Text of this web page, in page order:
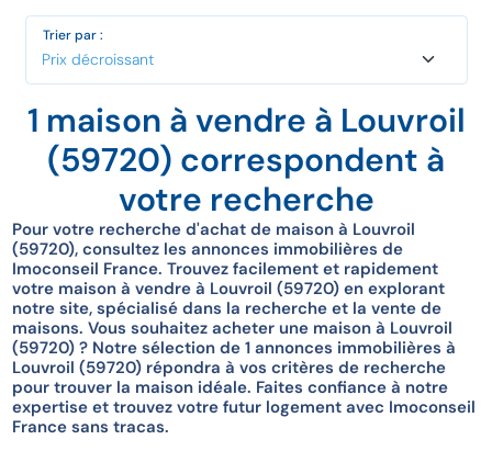
Trier par :
1 maison à vendre à Louvroil
(59720) correspondent à
votre recherche
Pour votre recherche d'achat de maison à Louvroil
(59720), consultez les annonces immobilières de
Imoconseil France. Trouvez facilement et rapidement
votre maison à vendre à Louvroil (59720) en explorant
notre site, spécialisé dans la recherche et la vente de
maisons. Vous souhaitez acheter une maison à Louvroil
(59720) ? Notre sélection de 1 annonces immobilières à
Louvroil (59720) répondra à vos critères de recherche
pour trouver la maison idéale. Faites confiance à notre
expertise et trouvez votre futur logement avec Imoconseil
France sans tracas.